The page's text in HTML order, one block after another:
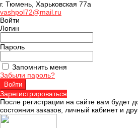
г. Тюмень, Харьковская 77а
vashpol72@mail.ru
Войти
Логин
Пароль
Запомнить меня
Забыли пароль?
Зарегистрироваться
После регистрации на сайте вам будет
состояния заказов, личный кабинет и